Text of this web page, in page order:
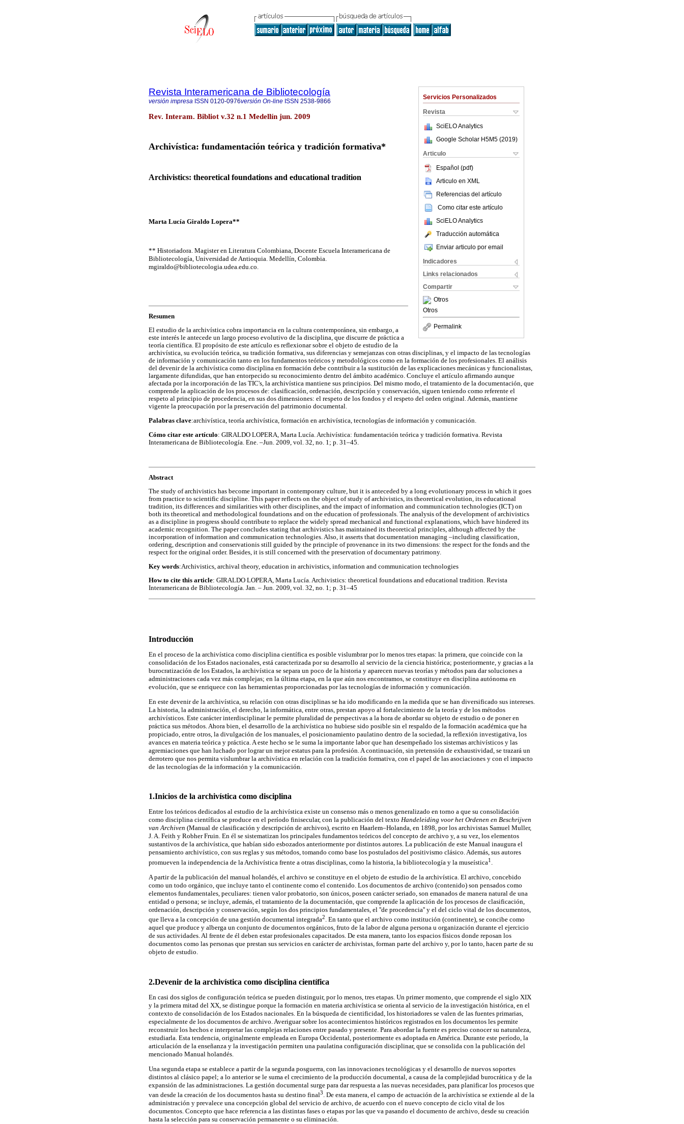
Servicios Personalizados
Revista
SciELO Analytics
Google Scholar H5M5 (2019)
Articulo
Español (pdf)
Articulo en XML
Referencias del artículo
Como citar este artículo
SciELO Analytics
Traducción automática
Enviar articulo por email
Indicadores
Links relacionados
Compartir
Otros
Otros
Permalink
Revista Interamericana de Bibliotecología
versión impresa ISSN 0120-0976versión On-line ISSN 2538-9866
Rev. Interam. Bibliot v.32 n.1 Medellín jun. 2009
Archivística: fundamentación teórica y tradición formativa*
Archivistics: theoretical foundations and educational tradition
Marta Lucía Giraldo Lopera**
** Historiadora. Magister en Literatura Colombiana, Docente Escuela Interamericana de
Bibliotecología, Universidad de Antioquia. Medellín, Colombia.
mgiraldo@bibliotecologia.udea.edu.co.
Resumen
El estudio de la archivística cobra importancia en la cultura contemporánea, sin embargo, a
este interés le antecede un largo proceso evolutivo de la disciplina, que discurre de práctica a
teoría científica. El propósito de este artículo es reflexionar sobre el objeto de estudio de la
archivística, su evolución teórica, su tradición formativa, sus diferencias y semejanzas con otras disciplinas, y el impacto de las tecnologías
de información y comunicación tanto en los fundamentos teóricos y metodológicos como en la formación de los profesionales. El análisis
del devenir de la archivística como disciplina en formación debe contribuir a la sustitución de las explicaciones mecánicas y funcionalistas,
largamente difundidas, que han entorpecido su reconocimiento dentro del ámbito académico. Concluye el artículo afirmando aunque
afectada por la incorporación de las TIC's, la archivística mantiene sus principios. Del mismo modo, el tratamiento de la documentación, que
comprende la aplicación de los procesos de: clasificación, ordenación, descripción y conservación, siguen teniendo como referente el
respeto al principio de procedencia, en sus dos dimensiones: el respeto de los fondos y el respeto del orden original. Además, mantiene
vigente la preocupación por la preservación del patrimonio documental.
Palabras clave:archivística, teoría archivística, formación en archivística, tecnologías de información y comunicación.
Cómo citar este artículo: GIRALDO LOPERA, Marta Lucía. Archivística: fundamentación teórica y tradición formativa. Revista
Interamericana de Bibliotecología. Ene. –Jun. 2009, vol. 32, no. 1; p. 31–45.
Abstract
The study of archivistics has become important in contemporary culture, but it is anteceded by a long evolutionary process in which it goes
from practice to scientific discipline. This paper reflects on the object of study of archivistics, its theoretical evolution, its educational
tradition, its differences and similarities with other disciplines, and the impact of information and communication technologies (ICT) on
both its theoretical and methodological foundations and on the education of professionals. The analysis of the development of archivistics
as a discipline in progress should contribute to replace the widely spread mechanical and functional explanations, which have hindered its
academic recognition. The paper concludes stating that archivistics has maintained its theoretical principles, although affected by the
incorporation of information and communication technologies. Also, it asserts that documentation managing –including classification,
ordering, description and conservationis still guided by the principle of provenance in its two dimensions: the respect for the fonds and the
respect for the original order. Besides, it is still concerned with the preservation of documentary patrimony.
Key words:Archivistics, archival theory, education in archivistics, information and communication technologies
How to cite this article: GIRALDO LOPERA, Marta Lucía. Archivistics: theoretical foundations and educational tradition. Revista
Interamericana de Bibliotecología. Jan. – Jun. 2009, vol. 32, no. 1; p. 31–45
Introducción
En el proceso de la archivística como disciplina científica es posible vislumbrar por lo menos tres etapas: la primera, que coincide con la
consolidación de los Estados nacionales, está caracterizada por su desarrollo al servicio de la ciencia histórica; posteriormente, y gracias a la
burocratización de los Estados, la archivística se separa un poco de la historia y aparecen nuevas teorías y métodos para dar soluciones a
administraciones cada vez más complejas; en la última etapa, en la que aún nos encontramos, se constituye en disciplina autónoma en
evolución, que se enriquece con las herramientas proporcionadas por las tecnologías de información y comunicación.
En este devenir de la archivística, su relación con otras disciplinas se ha ido modificando en la medida que se han diversificado sus intereses.
La historia, la administración, el derecho, la informática, entre otras, prestan apoyo al fortalecimiento de la teoría y de los métodos
archivísticos. Este carácter interdisciplinar le permite pluralidad de perspectivas a la hora de abordar su objeto de estudio o de poner en
práctica sus métodos. Ahora bien, el desarrollo de la archivística no hubiese sido posible sin el respaldo de la formación académica que ha
propiciado, entre otros, la divulgación de los manuales, el posicionamiento paulatino dentro de la sociedad, la reflexión investigativa, los
avances en materia teórica y práctica. A este hecho se le suma la importante labor que han desempeñado los sistemas archivísticos y las
agremiaciones que han luchado por lograr un mejor estatus para la profesión. A continuación, sin pretensión de exhaustividad, se trazará un
derrotero que nos permita vislumbrar la archivística en relación con la tradición formativa, con el papel de las asociaciones y con el impacto
de las tecnologías de la información y la comunicación.
1.Inicios de la archivística como disciplina
Entre los teóricos dedicados al estudio de la archivística existe un consenso más o menos generalizado en torno a que su consolidación
como disciplina científica se produce en el período finisecular, con la publicación del texto Handeleiding voor het Ordenen en Beschrijven
van Archiven (Manual de clasificación y descripción de archivos), escrito en Haarlem–Holanda, en 1898, por los archivistas Samuel Muller,
J. A. Feith y Robher Fruin. En él se sistematizan los principales fundamentos teóricos del concepto de archivo y, a su vez, los elementos
sustantivos de la archivística, que habían sido esbozados anteriormente por distintos autores. La publicación de este Manual inaugura el
pensamiento archivístico, con sus reglas y sus métodos, tomando como base los postulados del positivismo clásico. Además, sus autores
promueven la independencia de la Archivística frente a otras disciplinas, como la historia, la bibliotecología y la museística1
A partir de la publicación del manual holandés, el archivo se constituye en el objeto de estudio de la archivística. El archivo, concebido
como un todo orgánico, que incluye tanto el continente como el contenido. Los documentos de archivo (contenido) son pensados como
elementos fundamentales, peculiares: tienen valor probatorio, son únicos, poseen carácter seriado, son emanados de manera natural de una
entidad o persona; se incluye, además, el tratamiento de la documentación, que comprende la aplicación de los procesos de clasificación,
ordenación, descripción y conservación, según los dos principios fundamentales, el ''de procedencia'' y el del ciclo vital de los documentos,
que lleva a la concepción de una gestión documental integrada2. En tanto que el archivo como institución (continente), se concibe como
aquel que produce y alberga un conjunto de documentos orgánicos, fruto de la labor de alguna persona u organización durante el ejercicio
de sus actividades. Al frente de él deben estar profesionales capacitados. De esta manera, tanto los espacios físicos donde reposan los
documentos como las personas que prestan sus servicios en carácter de archivistas, forman parte del archivo y, por lo tanto, hacen parte de su
objeto de estudio.
2.Devenir de la archivística como disciplina científica
En casi dos siglos de configuración teórica se pueden distinguir, por lo menos, tres etapas. Un primer momento, que comprende el siglo XIX
y la primera mitad del XX, se distingue porque la formación en materia archivística se orienta al servicio de la investigación histórica, en el
contexto de consolidación de los Estados nacionales. En la búsqueda de cientificidad, los historiadores se valen de las fuentes primarias,
especialmente de los documentos de archivo. Averiguar sobre los acontecimientos históricos registrados en los documentos les permite
reconstruir los hechos e interpretar las complejas relaciones entre pasado y presente. Para abordar la fuente es preciso conocer su naturaleza,
estudiarla. Esta tendencia, originalmente empleada en Europa Occidental, posteriormente es adoptada en América. Durante este período, la
articulación de la enseñanza y la investigación permiten una paulatina configuración disciplinar, que se consolida con la publicación del
mencionado Manual holandés.
Una segunda etapa se establece a partir de la segunda posguerra, con las innovaciones tecnológicas y el desarrollo de nuevos soportes
distintos al clásico papel; a lo anterior se le suma el crecimiento de la producción documental, a causa de la complejidad burocrática y de la
expansión de las administraciones. La gestión documental surge para dar respuesta a las nuevas necesidades, para planificar los procesos que
van desde la creación de los documentos hasta su destino final3. De esta manera, el campo de actuación de la archivística se extiende al de la
administración y prevalece una concepción global del servicio de archivo, de acuerdo con el nuevo concepto de ciclo vital de los
documentos. Concepto que hace referencia a las distintas fases o etapas por las que va pasando el documento de archivo, desde su creación
hasta la selección para su conservación permanente o su eliminación.